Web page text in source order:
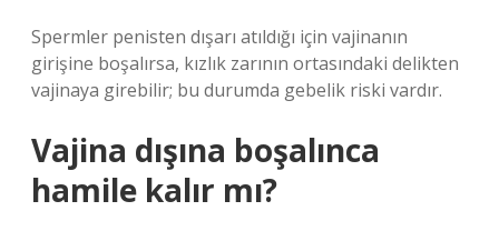
Spermler penisten dışarı atıldığı için vajinanın
girişine boşalırsa, kızlık zarının ortasındaki delikten
vajinaya girebilir; bu durumda gebelik riski vardır.
Vajina dışına boşalınca
hamile kalır mı?